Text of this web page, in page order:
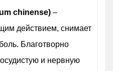
chinense) –
действием, снимает
Благотворно
и нервную